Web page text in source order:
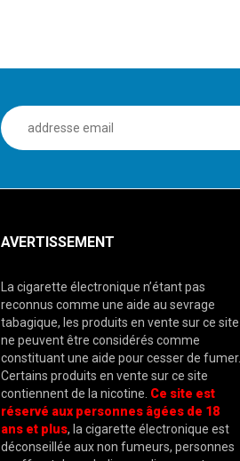
AVERTISSEMENT
La cigarette électronique n’étant pas
reconnus comme une aide au sevrage
tabagique, les produits en vente sur ce site
ne peuvent être considérés comme
constituant une aide pour cesser de fumer.
Certains produits en vente sur ce site
contiennent de la nicotine. Ce site est
réservé aux personnes âgées de 18
ans et plus, la cigarette électronique est
déconseillée aux non fumeurs, personnes